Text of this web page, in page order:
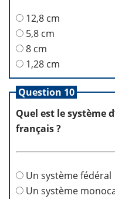
12,8 cm
5,8 cm
8 cm
1,28 cm
Question 10
Quel est le système
français ?
Un système fédéral
Un système